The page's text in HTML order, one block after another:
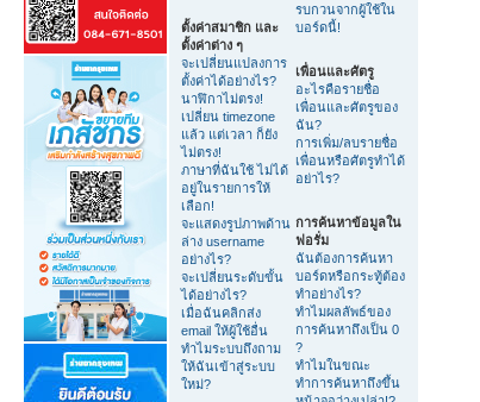
ตั้งค่าสมาชิก และ
ตั้งค่าต่าง ๆ
จะเปลี่ยนแปลงการ
ตั้งค่าได้อย่างไร?
นาฬิกาไม่ตรง!
เปลี่ยน timezone
แล้ว แต่เวลา ก็ยัง
ไม่ตรง!
ภาษาที่ฉันใช้ ไม่ได้
อยู่ในรายการให้
เลือก!
จะแสดงรูปภาพด้าน
ล่าง username
อย่างไร?
จะเปลี่ยนระดับขั้น
ได้อย่างไร?
เมื่อฉันคลิกส่ง
email ให้ผู้ใช้อื่น
ทำไมระบบถึงถาม
ให้ฉันเข้าสู่ระบบ
ใหม่?
รบกวนจากผู้ใช้ใน
บอร์ดนี้!
เพื่อนและศัตรู
อะไรคือรายชื่อ
เพื่อนและศัตรูของ
ฉัน?
การเพิ่ม/ลบรายชื่อ
เพื่อนหรือศัตรูทำได้
อย่าไร?
การค้นหาข้อมูลใน
ฟอรั่ม
ฉันต้องการค้นหา
บอร์ดหรือกระทู้ต้อง
ทำอย่างไร?
ทำไมผลลัพธ์ของ
การค้นหาถึงเป็น 0
?
ทำไมในขณะ
ทำการค้นหาถึงขึ้น